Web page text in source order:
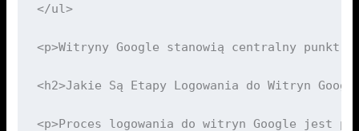
</ul>
<p>Witryny Google stanowią centralny punkt
<h2>Jakie Są Etapy Logowania do Witryn
<p>Proces logowania do witryn Google jest